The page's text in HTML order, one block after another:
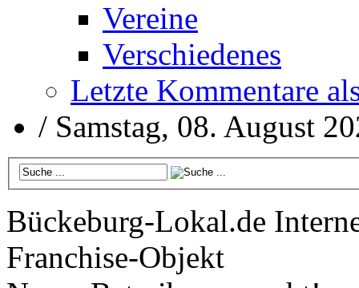
Vereine
Verschiedenes
Letzte Kommentare
/ Samstag, 08. August
Bückeburg-Lokal.de
Franchise-Objekt